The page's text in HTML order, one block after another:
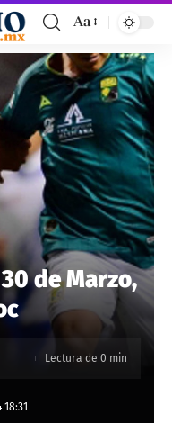
Aa
de Marzo,
Lectura de 0 min